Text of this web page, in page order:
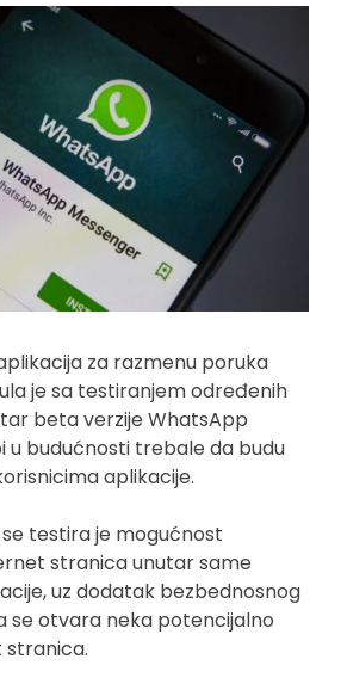
za razmenu poruka
je sa testiranjem određenih
beta verzije WhatsApp
u budućnosti trebale da budu
aplikacije.
testira je mogućnost
stranica unutar same
uz dodatak bezbednosnog
se otvara neka potencijalno